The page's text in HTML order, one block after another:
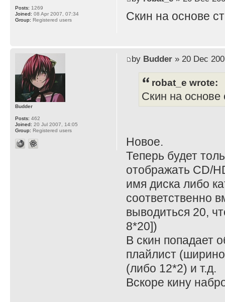
Скин на основе
Posts: 1269
Joined: 08 Apr 2007, 07:34
Group: Registered users
by Budder» 20 Dec
robat_e wrote:
Скин на основе
Новое.
Теперь будет
отображать CD/
имя диска либо
соответственно
выводиться 20,
8*20])
В скин попадает
плайлист
(либо 12*2) и т.д.
Вскоре кину
Budder
Posts: 462
Joined: 20 Jul 2007, 14:05
Group: Registered users